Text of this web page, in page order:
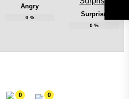
Angry
0% Surprise
0%
0 0